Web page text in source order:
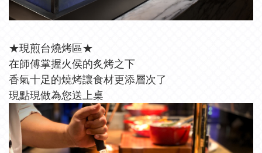
★現煎台燒烤區★
在師傅掌握火侯的炙烤之下
香氣十足的燒烤讓食材更添層次了
現點現做為您送上桌